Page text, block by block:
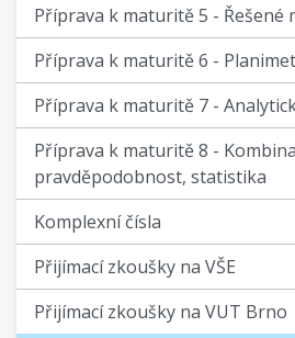
Příprava k maturitě 5 -
Příprava k maturitě 6 -
Příprava k maturitě 7 -
Příprava k maturitě 8 -
pravděpodobnost, statistika
Komplexní čísla
Přijímací zkoušky na VŠE
Přijímací zkoušky na VUT Brno